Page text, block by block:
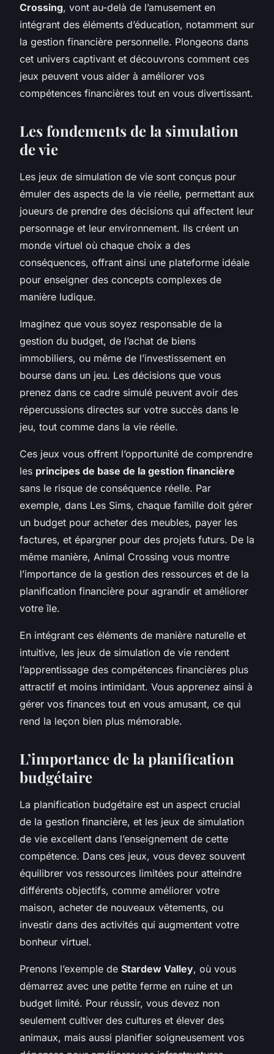
Crossing, vont au-delà de l’amusement en
intégrant des éléments d’éducation, notamment sur
la gestion financière personnelle. Plongeons dans
cet univers captivant et découvrons comment ces
jeux peuvent vous aider à améliorer vos
compétences financières tout en vous divertissant.
Les fondements de la simulation
de vie
Les jeux de simulation de vie sont conçus pour
émuler des aspects de la vie réelle, permettant aux
joueurs de prendre des décisions qui affectent leur
personnage et leur environnement. Ils créent un
monde virtuel où chaque choix a des
conséquences, offrant ainsi une plateforme idéale
pour enseigner des concepts complexes de
manière ludique.
Imaginez que vous soyez responsable de la
gestion du budget, de l’achat de biens
immobiliers, ou même de l’investissement en
bourse dans un jeu. Les décisions que vous
prenez dans ce cadre simulé peuvent avoir des
répercussions directes sur votre succès dans le
jeu, tout comme dans la vie réelle.
Ces jeux vous offrent l’opportunité de comprendre
les principes de base de la gestion financière
sans le risque de conséquence réelle. Par
exemple, dans Les Sims, chaque famille doit gérer
un budget pour acheter des meubles, payer les
factures, et épargner pour des projets futurs. De la
même manière, Animal Crossing vous montre
l’importance de la gestion des ressources et de la
planification financière pour agrandir et améliorer
votre île.
En intégrant ces éléments de manière naturelle et
intuitive, les jeux de simulation de vie rendent
l’apprentissage des compétences financières plus
attractif et moins intimidant. Vous apprenez ainsi à
gérer vos finances tout en vous amusant, ce qui
rend la leçon bien plus mémorable.
L’importance de la planification
budgétaire
La planification budgétaire est un aspect crucial
de la gestion financière, et les jeux de simulation
de vie excellent dans l’enseignement de cette
compétence. Dans ces jeux, vous devez souvent
équilibrer vos ressources limitées pour atteindre
différents objectifs, comme améliorer votre
maison, acheter de nouveaux vêtements, ou
investir dans des activités qui augmentent votre
bonheur virtuel.
Prenons l’exemple de Stardew Valley, où vous
démarrez avec une petite ferme en ruine et un
budget limité. Pour réussir, vous devez non
seulement cultiver des cultures et élever des
animaux, mais aussi planifier soigneusement vos